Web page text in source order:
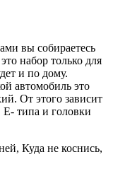
вы собираетесь
набор только для
и по дому.
автомобиль это
От этого зависит
типа и головки
Куда не коснись,